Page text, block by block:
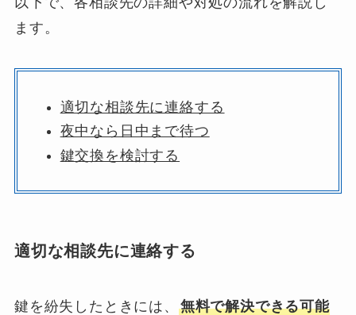
ます。
適切な相談先に連絡する
夜中なら日中まで待つ
鍵交換を検討する
適切な相談先に連絡する
鍵を紛失したときには、 無料で解決できる可能